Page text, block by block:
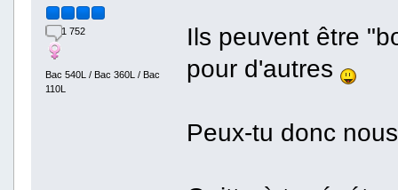
1 752
Bac 540L / Bac 360L / Bac
110L
Ils peuvent être
pour d'autres
Peux-tu donc